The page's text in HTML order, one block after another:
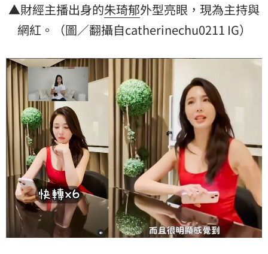
▲財經主播出身的朱琦郁外型亮眼，現為主持與
網紅。（圖／翻攝自catherinechu0211 IG）